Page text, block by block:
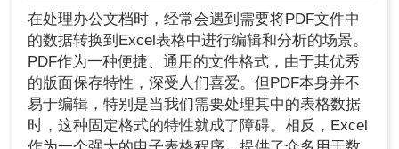
在处理办公文档时，经常会遇到需要将PDF文件中
的数据转换到Excel表格中进行编辑和分析的场景。
PDF作为一种便捷、通用的文件格式，由于其优秀
的版面保存特性，深受人们喜爱。但PDF本身并不
易于编辑，特别是当我们需要处理其中的表格数据
时，这种固定格式的特性就成了障碍。相反，Excel